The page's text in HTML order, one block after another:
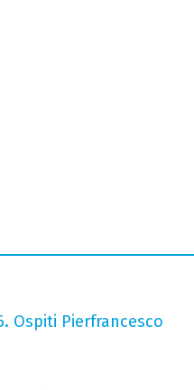
Ospiti Pierfrancesco